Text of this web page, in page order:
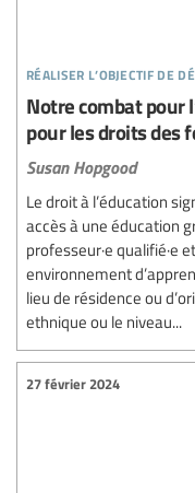
réaliser l’objectif de
Notre combat pour
pour les droits des
Susan Hopgood
Le droit à l’éducation
accès à une éducation
professeur·e qualifié·e
environnement
lieu de résidence ou
ethnique ou le niveau...
27 février 2024